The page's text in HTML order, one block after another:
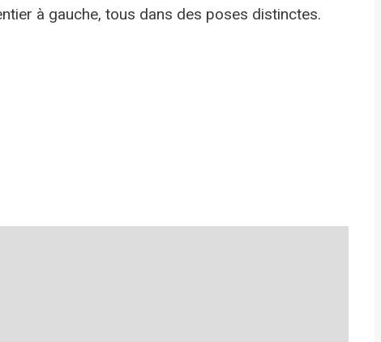
à gauche, tous dans des poses distinctes.